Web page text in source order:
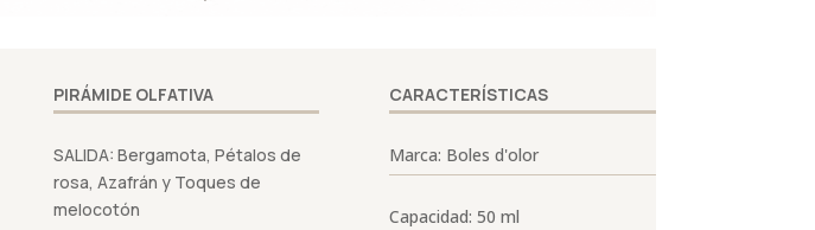
PIRÁMIDE OLFATIVA
SALIDA: Bergamota, Pétalos de
rosa, Azafrán y Toques de
melocotón
CARACTERÍSTICAS
Marca: Boles d'olor
Capacidad: 50 ml